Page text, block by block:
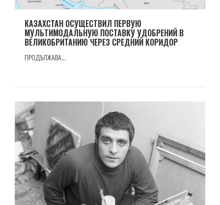
КАЗАХСТАН ОСУЩЕСТВИЛ ПЕРВУЮ
МУЛЬТИМОДАЛЬНУЮ ПОСТАВКУ УДОБРЕНИЙ В
ВЕЛИКОБРИТАНИЮ ЧЕРЕЗ СРЕДНИЙ КОРИДОР
ПРОДЪЛЖАВА...